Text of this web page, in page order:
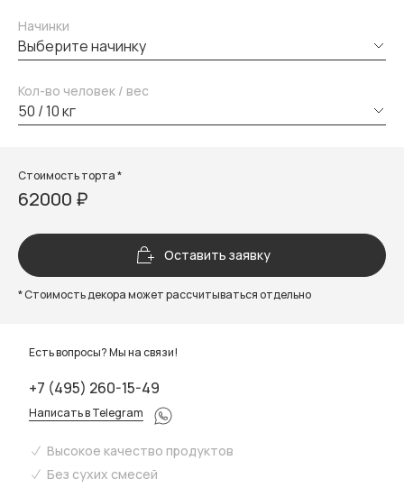
Начинки
выберите начинку
Кол-во человек / вес
50 / 10 кг
Стоимость торта *
62000 ₽
Оставить заявку
* Стоимость декора может рассчитываться отдельно
Есть вопросы? Мы на связи!
+7 (495) 260-15-49
Написать в Telegram
Высокое качество продуктов
Без сухих смесей